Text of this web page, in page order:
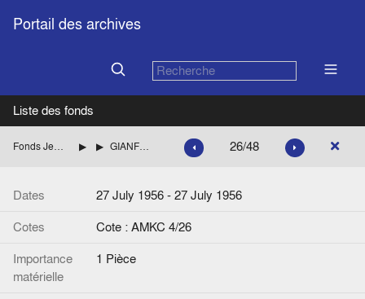
Portail des archives
Liste des fonds
Fonds Jean Monnet : Comité d'action, correspondance ITALIE GIANFRANCHI (Membre suppléant, Confédération italienne des syndicats de travailleurs, CISL) 26/48
Dates
27 July 1956 - 27 July 1956
Cotes
Cote : AMKC 4/26
Importance
matérielle
1 Pièce